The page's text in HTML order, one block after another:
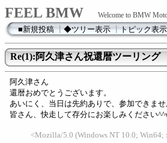
FEEL BMW Welcome to BMW
■新規投稿┃◆ツリー表示┃トピック表示
Re(1):阿久津さん祝還暦ツーリング
阿久津さん
還暦おめでとうございます。
あいにく、当日は先約ありで、参加できませ
皆さん、快走して存分にお楽しみください
<Mozilla/5.0 (Windows NT 10.0;